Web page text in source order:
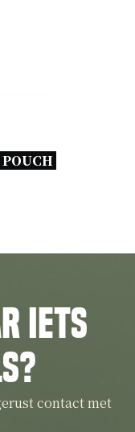
iets
contact met